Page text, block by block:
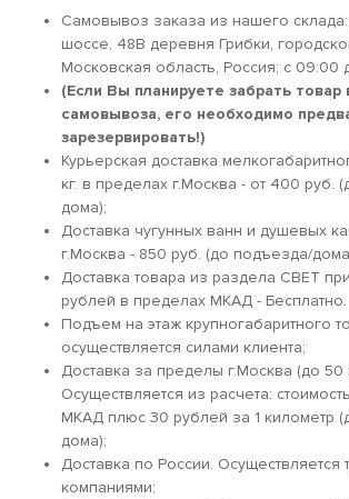
Самовывоз заказа из нашего
шоссе, 48В деревня Грибки,
Московская область, Россия; c 09:00
(Если Вы планируете забрать товар
самовывоза, его необходимо
зарезервировать!)
Курьерская доставка
кг. в пределах г.Москва - от 400 руб.
дома);
Доставка чугунных ванн и душевых
г.Москва - 850 руб. (до подъезда/
Доставка товара из раздела СВЕТ
рублей в пределах МКАД - Бесплатно.
Подъем на этаж крупногабаритного
осуществляется силами клиента;
Доставка за пределы г.Москва (до 50
Осуществляется из расчета:
МКАД плюс 30 рублей за 1 километр
дома);
Доставка по России. Осуществляется
компаниями;